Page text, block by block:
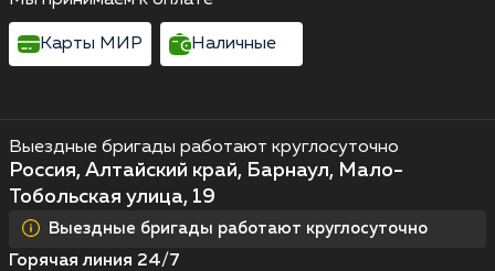
Выездные бригады работают круглосуточно
Россия, Алтайский край, Барнаул, Мало-
Тобольская улица, 19
Выездные бригады работают круглосуточно
Горячая линия 24/7
Карты МИР Наличные